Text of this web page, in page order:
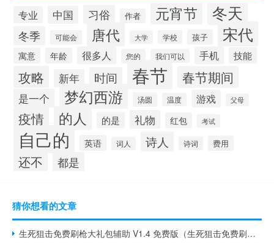
专业 中国 习俗 作者 元宵节 冬天
冬季 可能会 唐代 大学 学校 孩子 宋代
寓意 年龄 很多人 您的 我们可以 手机 技能
攻略 新年 时间 春节 春节期间
是一个 梦幻西游 汤圆 温度 游戏 父母
疫情 的人 的是 礼物 红包 考试
自己的 英语 词人 诗人 诗词 费用
还不 都是
猜你想看的文章
生死狙击免费刷枪大礼包辅助 V1.4 免费版（生死狙击免费刷枪大礼包辅助 V1.4 免费版功能简介）